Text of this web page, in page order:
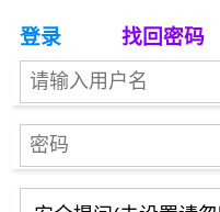
登录 找回密码